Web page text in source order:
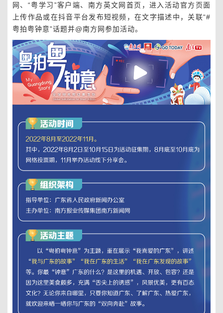
网、“粤学习”客户端、南方英文网首页，进入活动官方页面
上传作品或在抖音平台发布短视频，在文字描述中，关联“#
粤拍粤钟意”话题并@南方网参加活动。